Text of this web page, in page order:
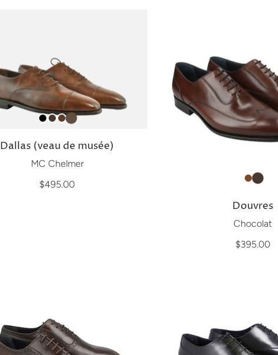
Dallas (veau de musée)
MC Chelmer
$495.00
Douvres
Chocolat
$395.00